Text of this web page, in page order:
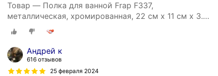
Товар — Полка для ванной Frap F337,
металлическая, хромированная, 22 см x 11 см x 3.5
см
Андрей к
616 отзывов
25 февраля 2024